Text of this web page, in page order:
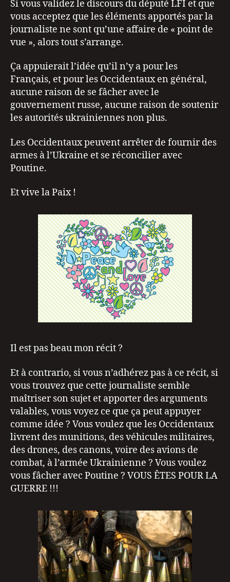
Si vous validez le discours du député LFI et que
vous acceptez que les éléments apportés par la
journaliste ne sont qu’une affaire de « point de
vue », alors tout s’arrange.
Ça appuierait l’idée qu’il n’y a pour les
Français, et pour les Occidentaux en général,
aucune raison de se fâcher avec le
gouvernement russe, aucune raison de soutenir
les autorités ukrainiennes non plus.
Les Occidentaux peuvent arrêter de fournir des
armes à l’Ukraine et se réconcilier avec
Poutine.
Et vive la Paix !
Il est pas beau mon récit ?
Et à contrario, si vous n’adhérez pas à ce récit, si
vous trouvez que cette journaliste semble
maîtriser son sujet et apporter des arguments
valables, vous voyez ce que ça peut appuyer
comme idée ? Vous voulez que les Occidentaux
livrent des munitions, des véhicules militaires,
des drones, des canons, voire des avions de
combat, à l’armée Ukrainienne ? Vous voulez
vous fâcher avec Poutine ? VOUS ÊTES POUR LA
GUERRE !!!